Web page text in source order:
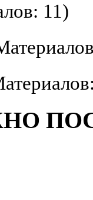
11)